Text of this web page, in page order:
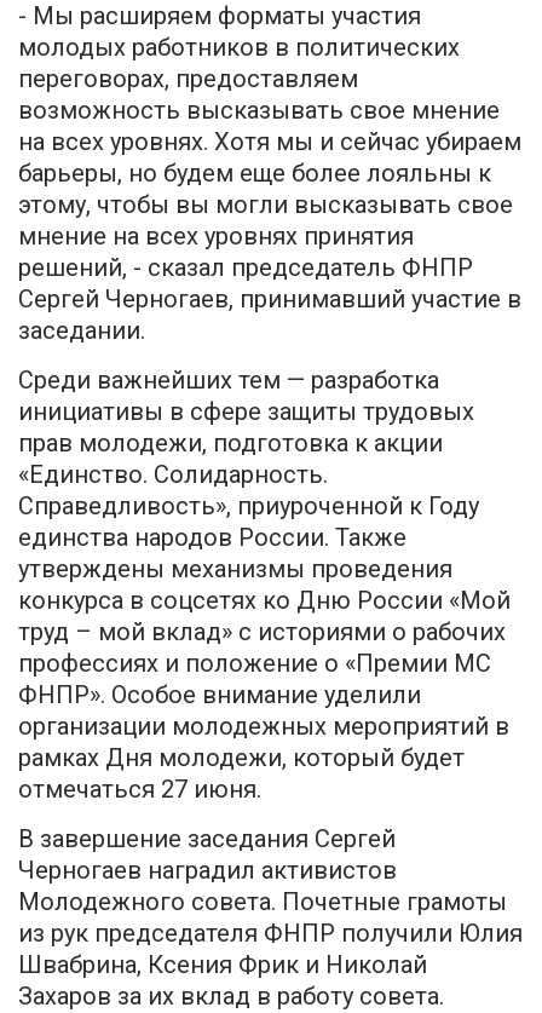
- Мы расширяем форматы участия
молодых работников в политических
переговорах, предоставляем
возможность высказывать свое мнение
на всех уровнях. Хотя мы и сейчас убираем
барьеры, но будем еще более лояльны к
этому, чтобы вы могли высказывать свое
мнение на всех уровнях принятия
решений, - сказал председатель ФНПР
Сергей Черногаев, принимавший участие в
заседании.
Среди важнейших тем — разработка
инициативы в сфере защиты трудовых
прав молодежи, подготовка к акции
«Единство. Солидарность.
Справедливость», приуроченной к Году
единства народов России. Также
утверждены механизмы проведения
конкурса в соцсетях ко Дню России «Мой
труд – мой вклад» с историями о рабочих
профессиях и положение о «Премии МС
ФНПР». Особое внимание уделили
организации молодежных мероприятий в
рамках Дня молодежи, который будет
отмечаться 27 июня.
В завершение заседания Сергей
Черногаев наградил активистов
Молодежного совета. Почетные грамоты
из рук председателя ФНПР получили Юлия
Швабрина, Ксения Фрик и Николай
Захаров за их вклад в работу совета.